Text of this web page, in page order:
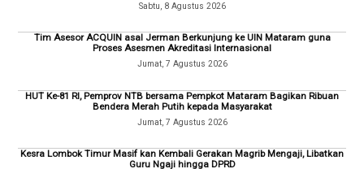
Sabtu, 8 Agustus 2026
Tim Asesor ACQUIN asal Jerman Berkunjung ke UIN Mataram guna
Proses Asesmen Akreditasi Internasional
Jumat, 7 Agustus 2026
HUT Ke-81 RI, Pemprov NTB bersama Pempkot Mataram Bagikan Ribuan
Bendera Merah Putih kepada Masyarakat
Jumat, 7 Agustus 2026
Kesra Lombok Timur Masif kan Kembali Gerakan Magrib Mengaji, Libatkan
Guru Ngaji hingga DPRD